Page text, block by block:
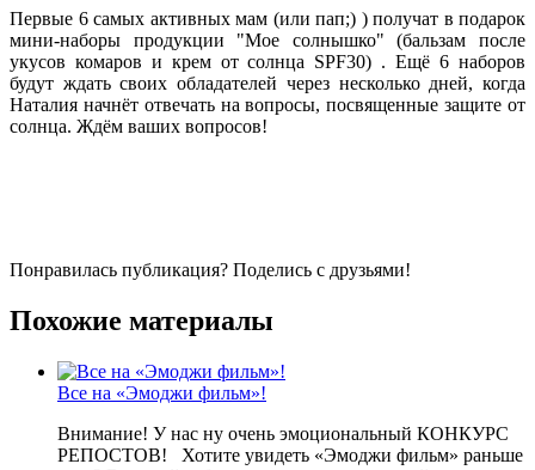
Первые 6 самых активных мам (или пап;) ) получат в подарок
мини-наборы продукции "Мое солнышко" (бальзам после
укусов комаров и крем от солнца SPF30) . Ещё 6 наборов
будут ждать своих обладателей через несколько дней, когда
Наталия начнёт отвечать на вопросы, посвященные защите от
солнца. Ждём ваших вопросов!
Понравилась публикация? Поделись с друзьями!
Похожие материалы
Все на «Эмоджи фильм»!
Внимание! У нас ну очень эмоциональный КОНКУРС
РЕПОСТОВ! Хотите увидеть «Эмоджи фильм» раньше